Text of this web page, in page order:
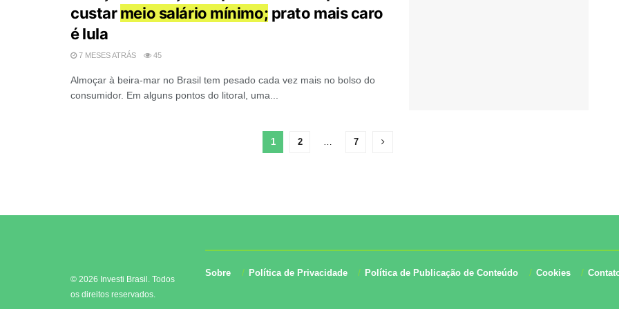
custarmeio salário mínimo; prato mais caro
é lula
7 MESES ATRÁS 45
Almoçar à beira-mar no Brasil tem pesado cada vez mais no bolso do
consumidor. Em alguns pontos do litoral, uma...
1 2 … 7
© 2026 Investi Brasil. Todos
os direitos reservados.
Sobre Política de Privacidade Política de Publicação de Conteúdo Cookies